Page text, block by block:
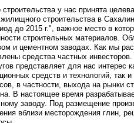
у нас принята
строительства в
до 2015 г.", важное место в
строительных материалов.
и цементном заводах. Как мы
средства частных инвесторов.
представляет для нас интерес
средств и технологий, так
в частности, выхода на рынки
В настоящее время
заводу. Под размещение
вблизи месторождения глин,